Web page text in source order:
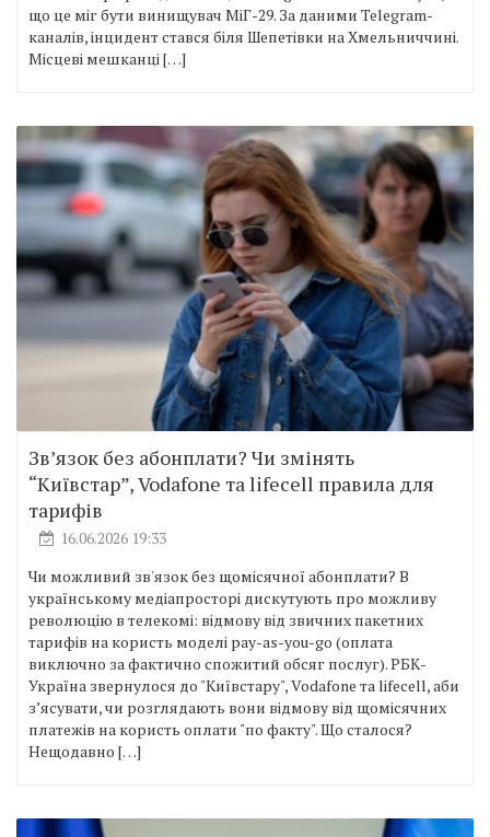
що це міг бути винищувач МіГ-29. За даними Telegram-
каналів, інцидент стався біля Шепетівки на Хмельниччині.
Місцеві мешканці […]
Зв’язок без абонплати? Чи змінять
“Київстар”, Vodafone та lifecell правила для
тарифів
16.06.2026 19:33
Чи можливий зв'язок без щомісячної абонплати? В
українському медіапросторі дискутують про можливу
революцію в телекомі: відмову від звичних пакетних
тарифів на користь моделі pay-as-you-go (оплата
виключно за фактично спожитий обсяг послуг). РБК-
Україна звернулося до "Київстару", Vodafone та lifecell, аби
з’ясувати, чи розглядають вони відмову від щомісячних
платежів на користь оплати "по факту". Що сталося?
Нещодавно […]